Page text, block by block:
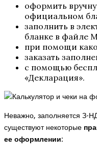
оформить
официальном
заполнить в
бланке в файле
при помощи
заказать
с помощью
«Декларация».
Неважно, заполняется З-
существуют некоторые
ее оформлении: